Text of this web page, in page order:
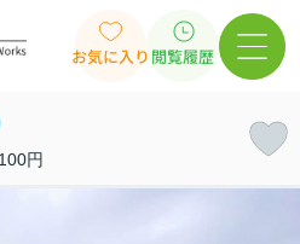
お気に入り 閲覧履歴
円